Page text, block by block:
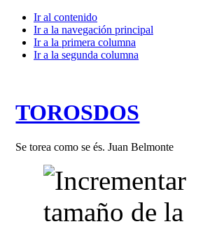
Ir al contenido
Ir a la navegación principal
Ir a la primera columna
Ir a la segunda columna
TOROSDOS
Se torea como se és. Juan Belmonte